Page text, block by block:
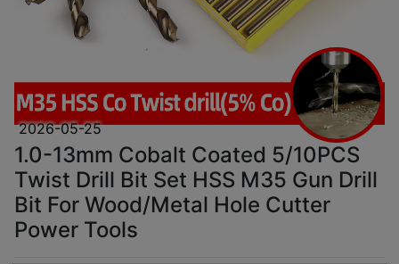
2026-05-25
1.0-13mm Cobalt Coated 5/10PCS
Twist Drill Bit Set HSS M35 Gun Drill
Bit For Wood/Metal Hole Cutter
Power Tools